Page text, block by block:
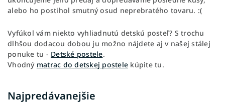
alebo ho postihol smutný osud neprebratého tovaru. :(
Vyfúkol vám niekto vyhliadnutú detskú posteľ? S trochu
dlhšou dodacou dobou ju možno nájdete aj v našej stálej
ponuke tu - Detské postele.
Vhodný matrac do detskej postele kúpite tu.
Najpredávanejšie